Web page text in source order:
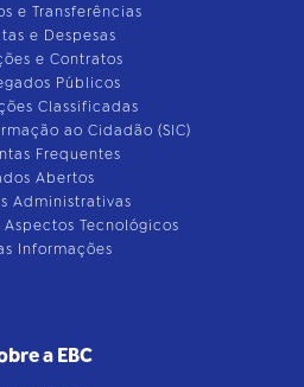
e Transferências
e Despesas
e Contratos
Públicos
Classificadas
ao Cidadão (SIC)
Frequentes
Abertos
Administrativas
Aspectos Tecnológicos
Informações
a EBC